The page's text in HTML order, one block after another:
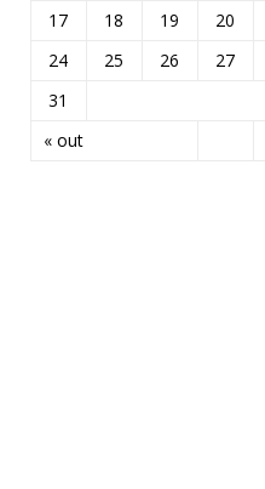
« out
17
18 19 20
24
25 26 27
31